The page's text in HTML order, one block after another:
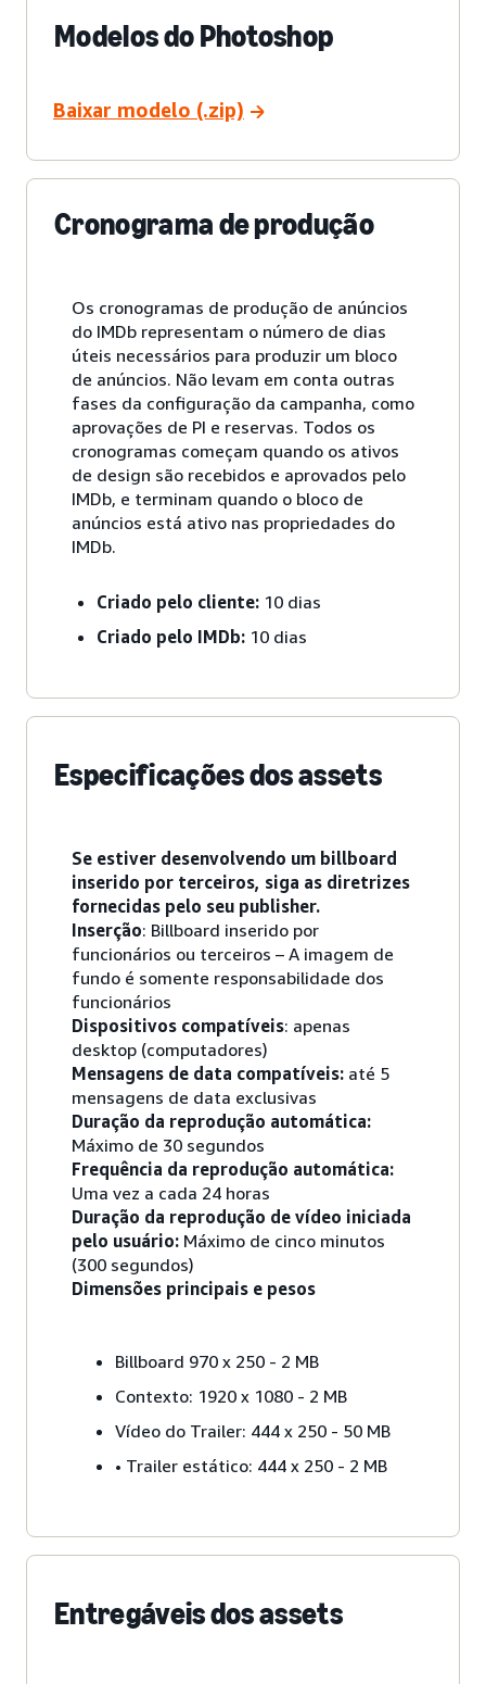
Modelos do Photoshop
Baixar modelo (.zip)
Cronograma de produção
Os cronogramas de produção de anúncios
do IMDb representam o número de dias
úteis necessários para produzir um bloco
de anúncios. Não levam em conta outras
fases da configuração da campanha, como
aprovações de PI e reservas. Todos os
cronogramas começam quando os ativos
de design são recebidos e aprovados pelo
IMDb, e terminam quando o bloco de
anúncios está ativo nas propriedades do
IMDb.
Criado pelo cliente: 10 dias
Criado pelo IMDb: 10 dias
Especificações dos assets
Se estiver desenvolvendo um billboard
inserido por terceiros, siga as diretrizes
fornecidas pelo seu publisher.
Inserção: Billboard inserido por
funcionários ou terceiros – A imagem de
fundo é somente responsabilidade dos
funcionários
Dispositivos compatíveis: apenas
desktop (computadores)
Mensagens de data compatíveis: até 5
mensagens de data exclusivas
Duração da reprodução automática:
Máximo de 30 segundos
Frequência da reprodução automática:
Uma vez a cada 24 horas
Duração da reprodução de vídeo iniciada
pelo usuário: Máximo de cinco minutos
(300 segundos)
Dimensões principais e pesos
Billboard 970 x 250 - 2 MB
Contexto: 1920 x 1080 - 2 MB
Vídeo do Trailer: 444 x 250 - 50 MB
• Trailer estático: 444 x 250 - 2 MB
Entregáveis dos assets